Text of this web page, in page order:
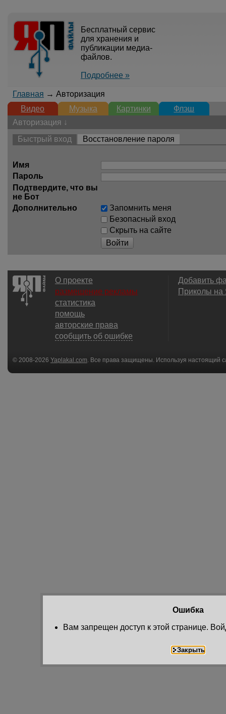
Бесплатный сервис
для хранения и
публикации медиа-
файлов.
Подробнее »
Главная → Авторизация
Видео
Музыка Картинки
Флэш
Авторизация ↓
Быстрый вход
Восстановление пароля
Имя
Пароль
Подтвердите, что вы
не Бот
Дополнительно
Запомнить меня
Безопасный вход
Скрыть на сайте
Войти
О проекте
размещение рекламы
статистика
помощь
авторские права
сообщить об ошибке
Добавить
Приколы
© 2008-2026 Yaplakal.com . Все права защищены. Используя настоящий
соглашения.
Ошибка
Вам запрещен доступ к этой странице.